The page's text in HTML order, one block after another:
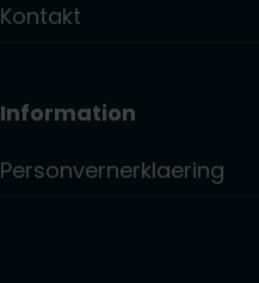
Kontakt
Information
Personvernerklaering